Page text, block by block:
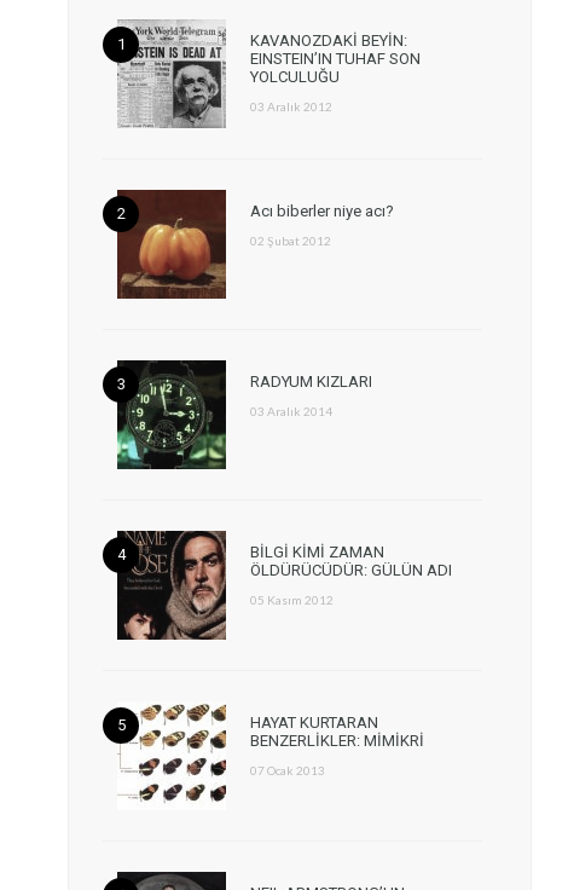
KAVANOZDAKİ BEYİN:
EINSTEIN’IN TUHAF SON
YOLCULUĞU
03 Aralık 2012
Acı biberler niye acı?
02 Şubat 2012
RADYUM KIZLARI
03 Aralık 2014
BİLGİ KİMİ ZAMAN
ÖLDÜRÜCÜDÜR: GÜLÜN ADI
05 Kasım 2012
HAYAT KURTARAN
BENZERLİKLER: MİMİKRİ
07 Ocak 2013